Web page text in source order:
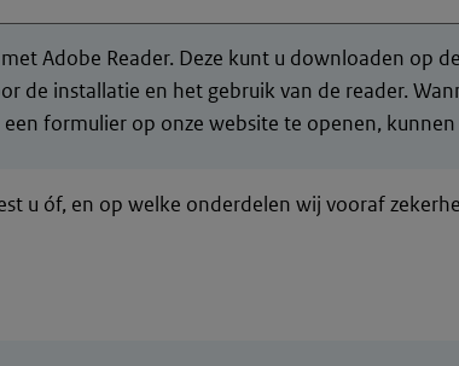
Adobe Reader. Deze kunt u downloaden op
de installatie en het gebruik van de reader.
formulier op onze website te openen,
u óf, en op welke onderdelen wij vooraf